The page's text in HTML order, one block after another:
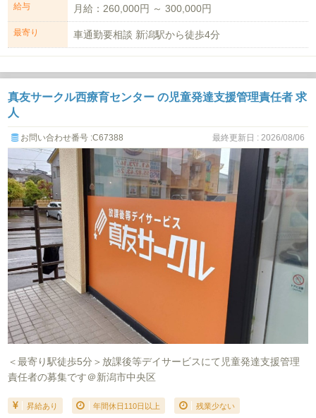
給与 月給：260,000円 ～ 300,000円
最寄り 車通勤要相談 新潟駅から徒歩4分
真友サークル西療育センター の児童発達支援管理責任者 求
人
お問い合わせ番号 :C67388 最終更新日 : 2026/08/06
＜最寄り駅徒歩5分＞放課後等デイサービスにて児童発達支援管理
責任者の募集です＠新潟市中央区
昇給あり 年間休日110日以上 残業少ない